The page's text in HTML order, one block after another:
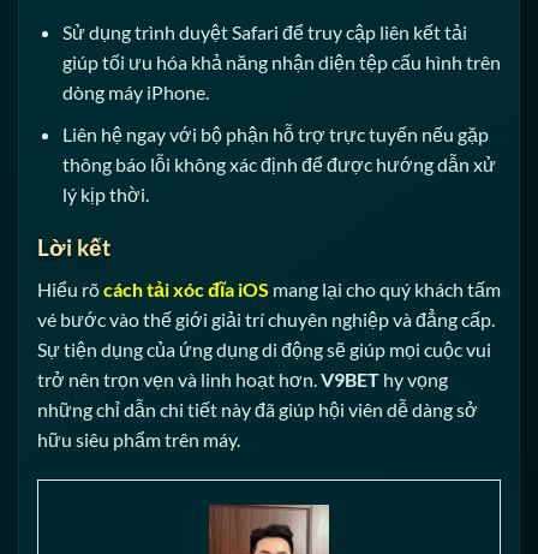
Sử dụng trình duyệt Safari để truy cập liên kết tải
giúp tối ưu hóa khả năng nhận diện tệp cấu hình trên
dòng máy iPhone.
Liên hệ ngay với bộ phận hỗ trợ trực tuyến nếu gặp
thông báo lỗi không xác định để được hướng dẫn xử
lý kịp thời.
Lời kết
Hiểu rõcách tải xóc đĩa iOS mang lại cho quý khách tấm
vé bước vào thế giới giải trí chuyên nghiệp và đẳng cấp.
Sự tiện dụng của ứng dụng di động sẽ giúp mọi cuộc vui
trở nên trọn vẹn và linh hoạt hơn.V9BET hy vọng
những chỉ dẫn chi tiết này đã giúp hội viên dễ dàng sở
hữu siêu phẩm trên máy.